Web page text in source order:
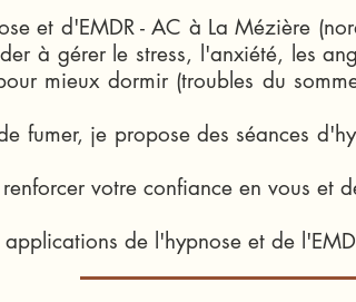
et d'EMDR - AC à La Mézière
à gérer le stress, l'anxiété, les
mieux dormir (troubles du
fumer, je propose des séances
votre confiance en vous et
de l'hypnose et de